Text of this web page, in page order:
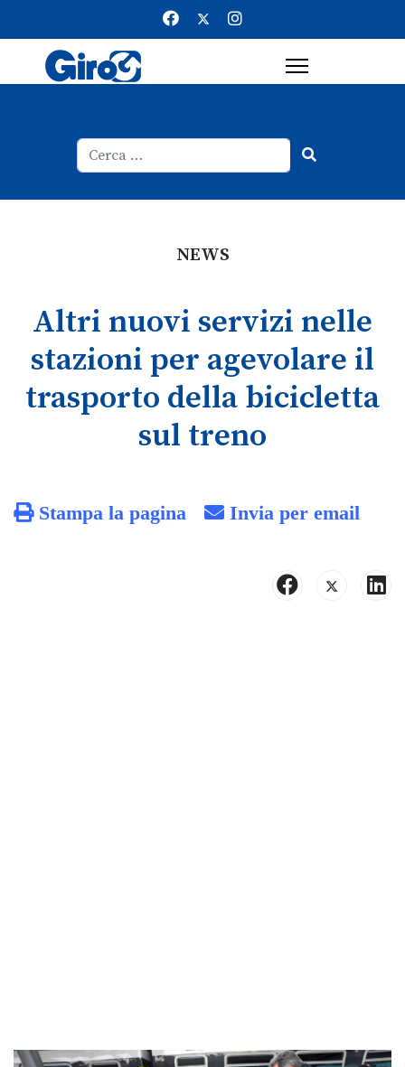
NEWS
Altri nuovi servizi nelle
stazioni per agevolare il
trasporto della bicicletta
sul treno
Stampa la pagina Invia per email